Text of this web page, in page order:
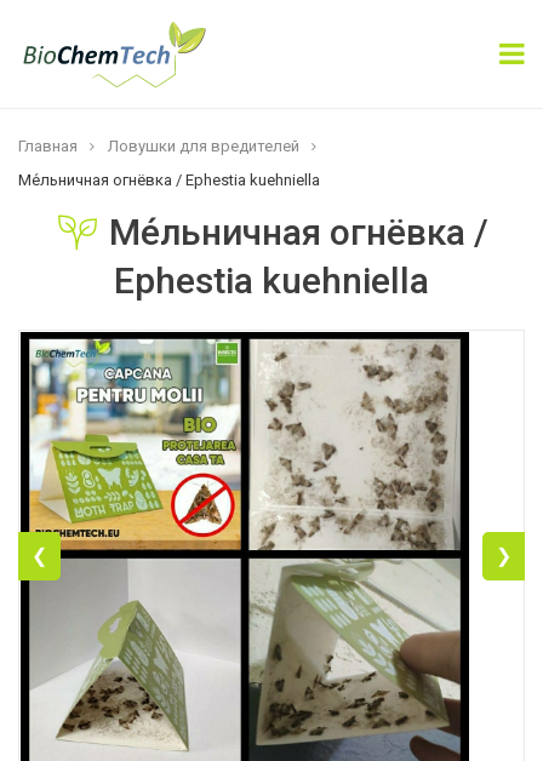
Главная
Ловушки для вредителей
Ме́льничная огнёвка / Ephestia kuehniella
Ме́льничная огнёвка /
Ephestia kuehniella
❮ ❯
Подписаться
Подписаться